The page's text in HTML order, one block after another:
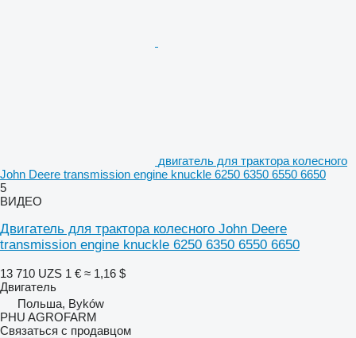
двигатель для трактора колесного
John Deere transmission engine knuckle 6250 6350 6550 6650
5
ВИДЕО
Двигатель для трактора колесного John Deere
transmission engine knuckle 6250 6350 6550 6650
13 710 UZS 1 € ≈ 1,16 $
Двигатель
Польша, Byków
PHU AGROFARM
Связаться с продавцом